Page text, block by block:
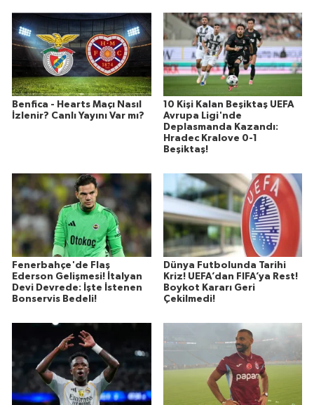
Benfica - Hearts Maçı Nasıl
İzlenir? Canlı Yayını Var mı?
10 Kişi Kalan Beşiktaş UEFA
Avrupa Ligi'nde
Deplasmanda Kazandı:
Hradec Kralove 0-1
Beşiktaş!
Fenerbahçe'de Flaş
Ederson Gelişmesi! İtalyan
Devi Devrede: İşte İstenen
Bonservis Bedeli!
Dünya Futbolunda Tarihi
Kriz! UEFA’dan FIFA’ya Rest!
Boykot Kararı Geri
Çekilmedi!